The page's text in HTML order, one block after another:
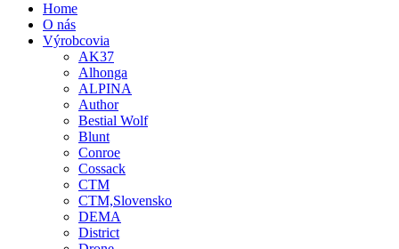
Home
O nás
Výrobcovia
AK37
Alhonga
ALPINA
Author
Bestial Wolf
Blunt
Conroe
Cossack
CTM
CTM,Slovensko
DEMA
District